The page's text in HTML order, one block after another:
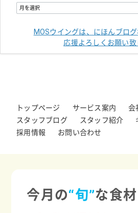
MOSウイングは、にほんブログ
応援よろしくお願い致
トップページ サービス案内
会
スタッフブログ
スタッフ紹介
採用情報
お問い合わせ
今月の“旬”な食材